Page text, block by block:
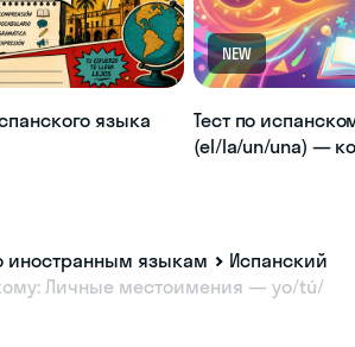
языка
NEW
Тест по
(el/la/un/una) —
иностранным языкам
Испанский
Личные местоимения — yo/tú/